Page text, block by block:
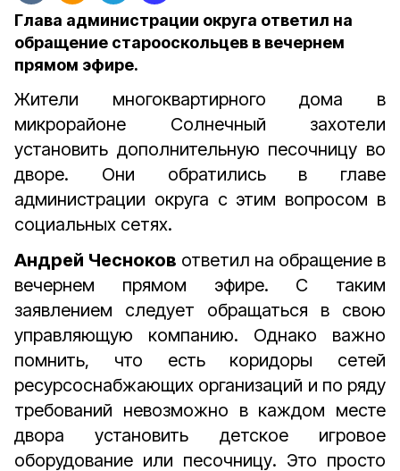
Глава администрации округа ответил на
обращение старооскольцев в вечернем
прямом эфире.
Жители многоквартирного дома в
микрорайоне Солнечный захотели
установить дополнительную песочницу во
дворе. Они обратились в главе
администрации округа с этим вопросом в
социальных сетях.
Андрей Чесноков ответил на обращение в
вечернем прямом эфире. С таким
заявлением следует обращаться в свою
управляющую компанию. Однако важно
помнить, что есть коридоры сетей
ресурсоснабжающих организаций и по ряду
требований невозможно в каждом месте
двора установить детское игровое
оборудование или песочницу. Это просто